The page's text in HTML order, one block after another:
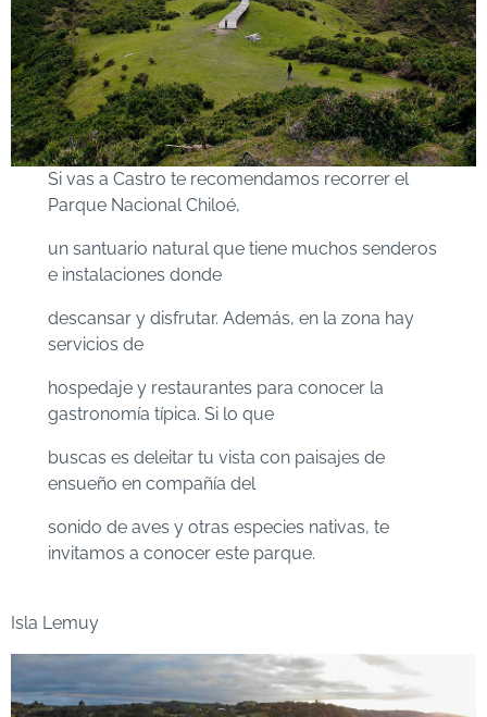
Si vas a Castro te recomendamos recorrer el
Parque Nacional Chiloé,
un santuario natural que tiene muchos senderos
e instalaciones donde
descansar y disfrutar. Además, en la zona hay
servicios de
hospedaje y restaurantes para conocer la
gastronomía típica. Si lo que
buscas es deleitar tu vista con paisajes de
ensueño en compañía del
sonido de aves y otras especies nativas, te
invitamos a conocer este parque.
Isla Lemuy